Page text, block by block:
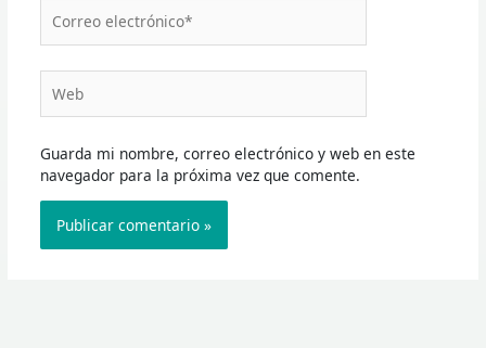
electrónico*
Guarda mi nombre, correo electrónico y web en este
navegador para la próxima vez que comente.